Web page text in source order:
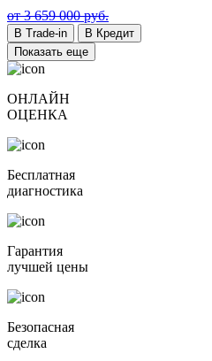
от 3 659 000 руб.
В Trade-in
В Кредит
Показать еще
ОНЛАЙН
ОЦЕНКА
Бесплатная
диагностика
Гарантия
лучшей цены
Безопасная
сделка